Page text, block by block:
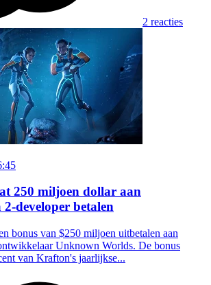
2 reacties
250 miljoen dollar aan
developer betalen
bonus van $250 miljoen uitbetalen aan
Unknown Worlds. De bonus
van Krafton's jaarlijkse...